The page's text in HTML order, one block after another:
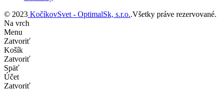
© 2023 KočíkovSvet - OptimalSk, s.r.o..Všetky práve rezervované.
Na vrch
Menu
Zatvoriť
Košík
Zatvoriť
Späť
Účet
Zatvoriť